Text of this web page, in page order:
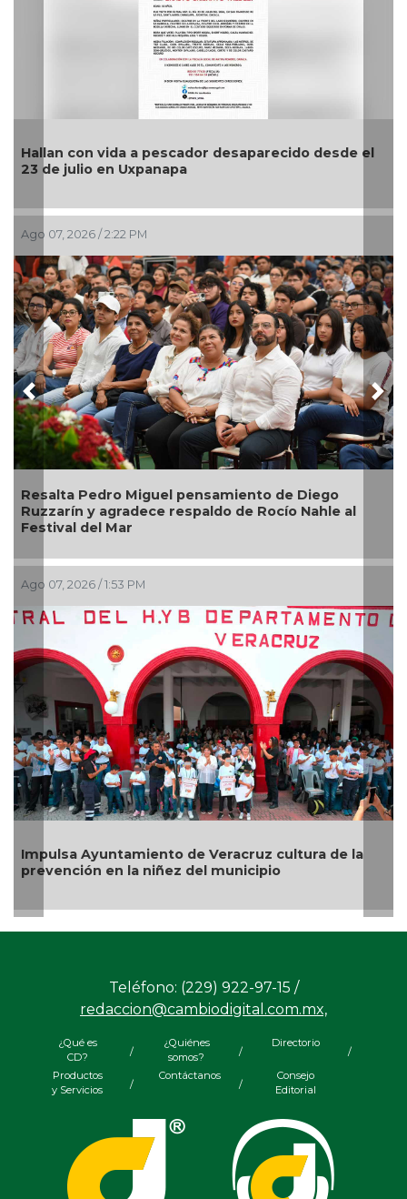
con vida a pescador desaparecido desde el
de julio en Uxpanapa
07, 2026 / 2:22 PM
Pedro Miguel pensamiento de Diego
y agradece respaldo de Rocío Nahle al
del Mar
07, 2026 / 1:53 PM
Ayuntamiento de Veracruz cultura de la
en la niñez del municipio
📰
Previous
Teléfono: (229) 922-97-15 /
redaccion@cambiodigital.com.mx,
¿Qué es
CD?
/
¿Quiénes
somos?
/
Directorio
/
Productos
y Servicios
/
Contáctanos
/
Consejo
Editorial